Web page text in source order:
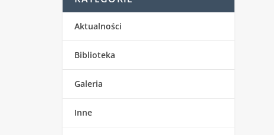
Aktualności
Biblioteka
Galeria
Inne